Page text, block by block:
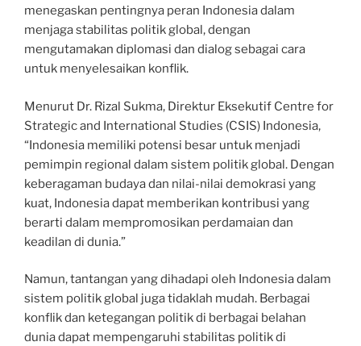
menegaskan pentingnya peran Indonesia dalam
menjaga stabilitas politik global, dengan
mengutamakan diplomasi dan dialog sebagai cara
untuk menyelesaikan konflik.
Menurut Dr. Rizal Sukma, Direktur Eksekutif Centre for
Strategic and International Studies (CSIS) Indonesia,
“Indonesia memiliki potensi besar untuk menjadi
pemimpin regional dalam sistem politik global. Dengan
keberagaman budaya dan nilai-nilai demokrasi yang
kuat, Indonesia dapat memberikan kontribusi yang
berarti dalam mempromosikan perdamaian dan
keadilan di dunia.”
Namun, tantangan yang dihadapi oleh Indonesia dalam
sistem politik global juga tidaklah mudah. Berbagai
konflik dan ketegangan politik di berbagai belahan
dunia dapat mempengaruhi stabilitas politik di